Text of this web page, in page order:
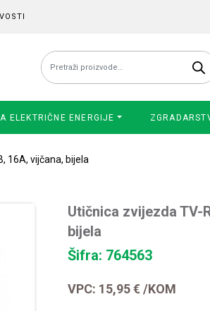
Pretraži:
ELEKTRIČNE ENERGIJE
16A, vijčana, bijela
Utičnica zvijezda TV-
bijela
Šifra: 764563
VPC: 15,95€ /KOM